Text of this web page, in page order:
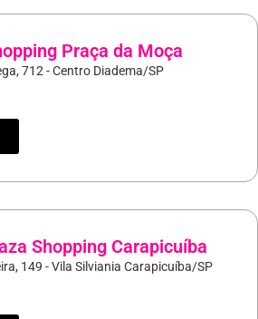
Praça da Moça
712 - Centro Diadema/SP
Shopping Carapicuíba
149 - Vila Silviania Carapicuíba/SP